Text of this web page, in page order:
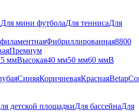
Для мини футболаДля теннисаДля
Фибриллированная8800
Премиум
ммВысокая40 мм50 мм60 ммВ
СиняяКоричневаяКраснаяBetap
детской площадкиДля бассейнаДля